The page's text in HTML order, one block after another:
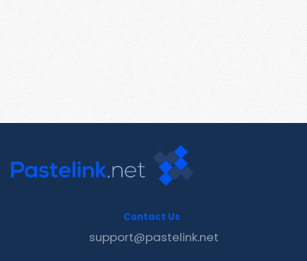
Contact Us
support@pastelink.net